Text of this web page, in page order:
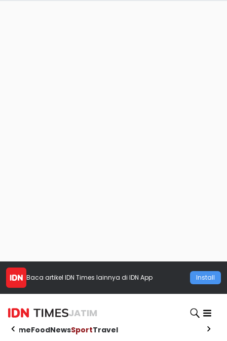
Baca artikel IDN Times lainnya di IDN App Install
JATIM
HomeFoodNewsSportTravel